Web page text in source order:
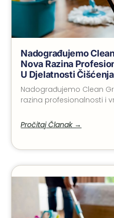
Nadograđujemo
Nova Razina
U Djelatnosti Čišćenja
Nadograđujemo Clean
razina profesionalnosti i
Pročitaj Članak →